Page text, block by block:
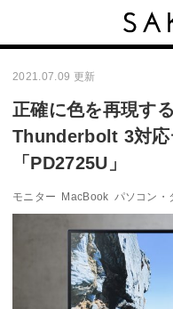
2021.07.09 更新
正確に色を再現す
Thunderbolt 3対応
「PD2725U」
モニター MacBook パソコン・